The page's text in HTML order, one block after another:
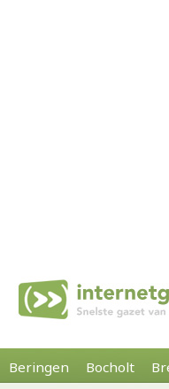
Beringen Bocholt